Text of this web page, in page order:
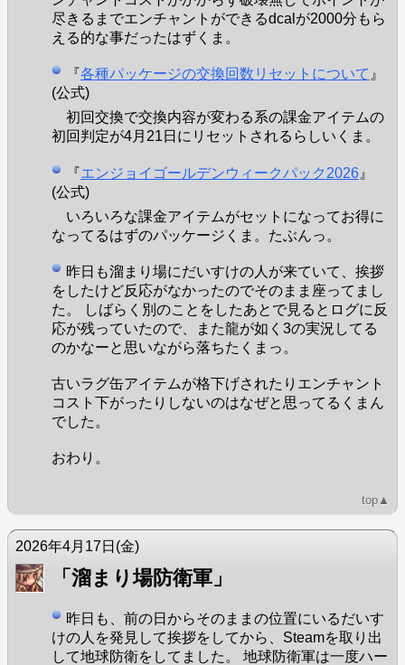
尽きるまでエンチャントができるdcalが2000分もら
える的な事だったはずくま。
『各種パッケージの交換回数リセットについて 』
(公式)
初回交換で交換内容が変わる系の課金アイテムの
初回判定が4月21日にリセットされるらしいくま。
『エンジョイゴールデンウィークパック2026 』
(公式)
いろいろな課金アイテムがセットになってお得に
なってるはずのパッケージくま。たぶんっ。
昨日も溜まり場にだいすけの人が来ていて、挨拶
をしたけど反応がなかったのでそのまま座ってまし
た。 しばらく別のことをしたあとで見るとログに反
応が残っていたので、また龍が如く3の実況してる
のかなーと思いながら落ちたくまっ。
古いラグ缶アイテムが格下げされたりエンチャント
コスト下がったりしないのはなぜと思ってるくまん
でした。
おわり。
top▲
2026年4月17日 (金)
「溜まり場防衛軍」
昨日も、前の日からそのままの位置にいるだいす
けの人を発見して挨拶をしてから、Steamを取り出
して地球防衛をしてました。 地球防衛軍は一度ハー